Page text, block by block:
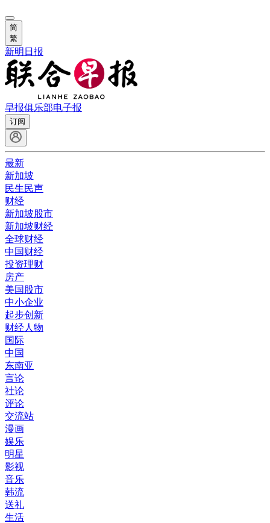
简
繁
新明日报
早报俱乐部电子报
订阅
最新
新加坡
民生民声
财经
新加坡股市
新加坡财经
全球财经
中国财经
投资理财
房产
美国股市
中小企业
起步创新
财经人物
国际
中国
东南亚
言论
社论
评论
交流站
漫画
娱乐
明星
影视
音乐
韩流
送礼
生活